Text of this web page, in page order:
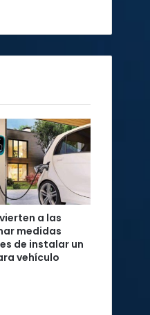
a las
medidas
de instalar un
vehículo